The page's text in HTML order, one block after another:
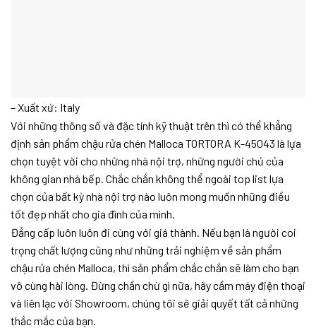
– Xuất xứ: Italy
Với những thông số và đặc tính kỹ thuật trên thì có thể khẳng
định sản phẩm chậu rửa chén Malloca TORTORA K-45043 là lựa
chọn tuyệt vời cho những nhà nội trợ, những người chủ của
không gian nhà bếp. Chắc chắn không thể ngoài top list lựa
chọn của bất kỳ nhà nội trợ nào luôn mong muốn những điều
tốt đẹp nhất cho gia đình của mình.
Đẳng cấp luôn luôn đi cùng với giá thành. Nếu bạn là người coi
trọng chất lượng cũng như những trải nghiệm về sản phẩm
chậu rửa chén Malloca, thì sản phẩm chắc chắn sẽ làm cho bạn
vô cùng hài lòng. Đừng chần chừ gì nữa, hãy cầm máy điện thoại
và liên lạc với Showroom, chúng tôi sẽ giải quyết tất cả những
thắc mắc của bạn.